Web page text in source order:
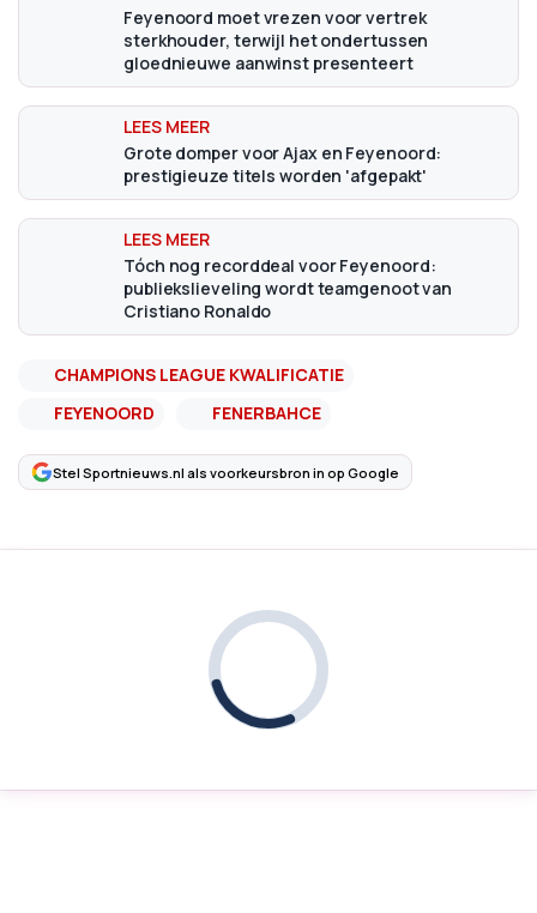
Feyenoord moet vrezen voor vertrek
sterkhouder, terwijl het ondertussen
gloednieuwe aanwinst presenteert
Grote domper voor Ajax en Feyenoord:
prestigieuze titels worden 'afgepakt'
Tóch nog recorddeal voor Feyenoord:
publiekslieveling wordt teamgenoot van
Cristiano Ronaldo
CHAMPIONS LEAGUE KWALIFICATIE
FEYENOORD
FENERBAHCE
Stel Sportnieuws.nl als voorkeursbron in op Google